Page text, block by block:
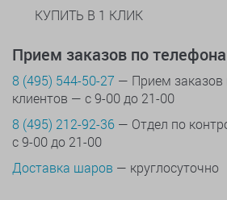
КУПИТЬ В 1 КЛИК
Прием заказов по
8 (495) 544-50-27 — Прием заказов
клиентов — с 9-00 до 21-00
8 (495) 212-92-36 — Отдел по
с 9-00 до 21-00
Доставка шаров — круглосуточно